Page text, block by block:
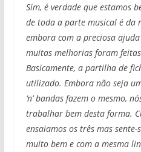
Sim, é verdade que estamos
de toda a parte musical é da
embora com a preciosa
muitas melhorias foram
Basicamente, a partilha de
utilizado. Embora não seja
‘n’ bandas fazem o mesmo,
trabalhar bem desta forma.
ensaiamos os três mas sente-
muito bem e com a mesma